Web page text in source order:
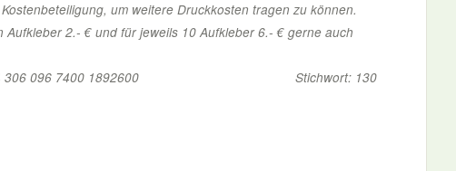
um weitere Druckkosten tragen zu können.
Aufkleber 2.- € und für jeweils 10 Aufkleber 6.- € gerne auch
DE 634 306 096 7400 1892600 Stichwort: 130